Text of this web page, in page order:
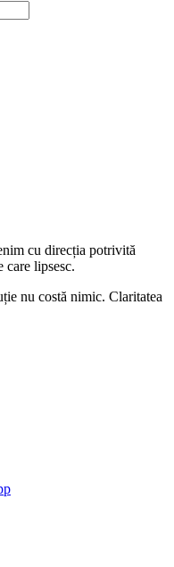
cu direcția potrivită
care lipsesc.
nu costă nimic. Claritatea